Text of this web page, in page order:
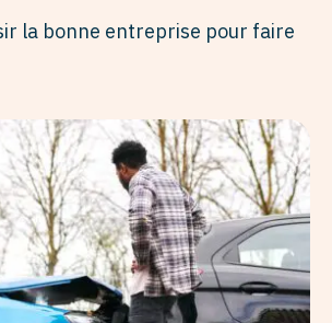
la bonne entreprise pour faire